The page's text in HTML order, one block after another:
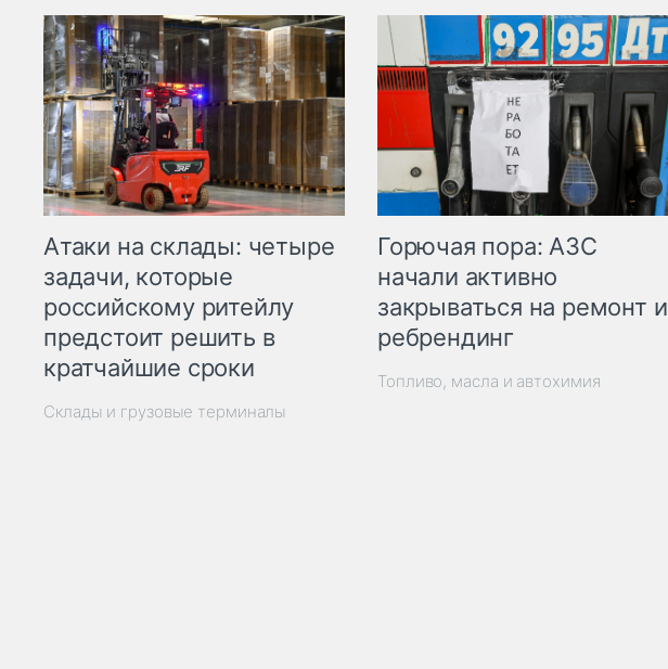
Атаки на склады: четыре
задачи, которые
российскому ритейлу
предстоит решить в
кратчайшие сроки
Склады и грузовые терминалы
Горючая пора: АЗС
начали активно
закрываться на ремонт и
ребрендинг
Топливо, масла и автохимия